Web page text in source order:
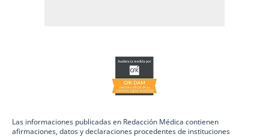
Las informaciones publicadas en Redacción Médica contienen
afirmaciones, datos y declaraciones procedentes de instituciones